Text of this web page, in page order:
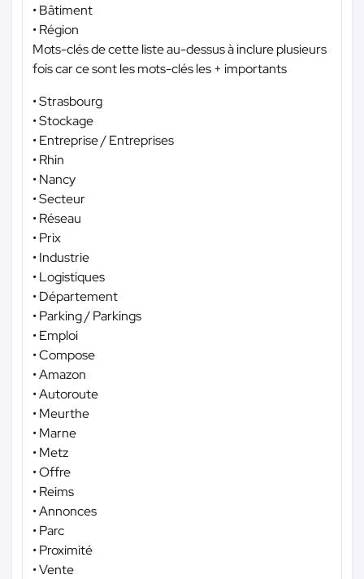
• Bâtiment
• Région
Mots-clés de cette liste au-dessus à inclure plusieurs
fois car ce sont les mots-clés les + importants
• Strasbourg
• Stockage
• Entreprise / Entreprises
• Rhin
• Nancy
• Secteur
• Réseau
• Prix
• Industrie
• Logistiques
• Département
• Parking / Parkings
• Emploi
• Compose
• Amazon
• Autoroute
• Meurthe
• Marne
• Metz
• Offre
• Reims
• Annonces
• Parc
• Proximité
• Vente